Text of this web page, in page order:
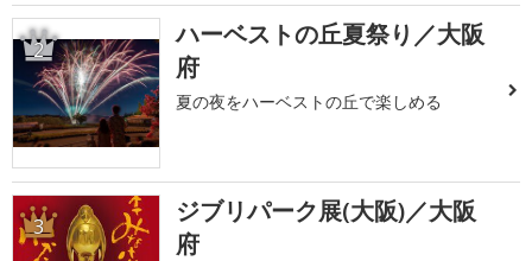
2
ハーベストの丘夏祭り／大阪
府
夏の夜をハーベストの丘で楽しめる
3
ジブリパーク展(大阪)／大阪
府